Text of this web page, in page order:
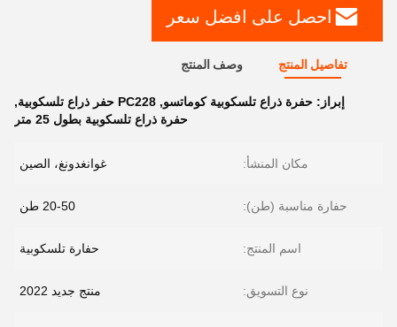
احصل على افضل سعر
تفاصيل المنتج وصف المنتج
إبراز: حفرة ذراع تلسكوبية كوماتسو, PC228 حفر ذراع تلسكوبية
,
حفرة ذراع تلسكوبية بطول 25 متر
مكان المنشأ: غوانغدونغ، الصين
حفارة مناسبة (طن): 20-50 طن
اسم المنتج: حفارة تلسكوبية
نوع التسويق: منتج جديد 2022